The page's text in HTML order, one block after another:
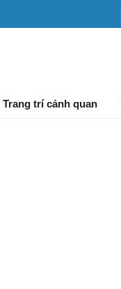
Trang trí cảnh quan